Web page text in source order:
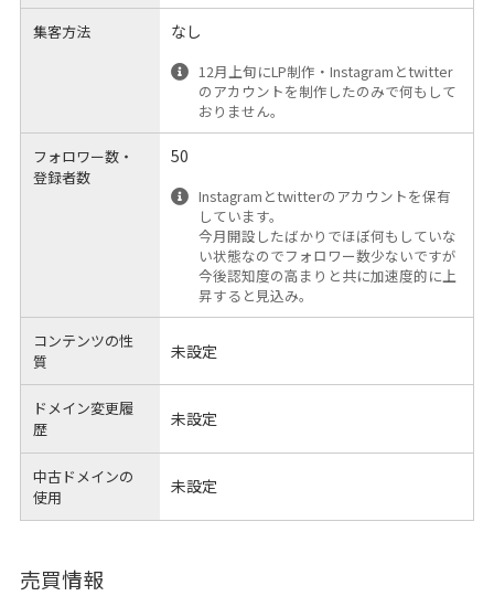
集客方法 なし
12月上旬にLP制作・Instagramとtwitter
のアカウントを制作したのみで何もして
おりません。
フォロワー数・
登録者数
50
Instagramとtwitterのアカウントを保有
しています。
今月開設したばかりでほぼ何もしていな
い状態なのでフォロワー数少ないですが
今後認知度の高まりと共に加速度的に上
昇すると見込み。
コンテンツの性
質
未設定
ドメイン変更履
歴
未設定
中古ドメインの
使用
未設定
売買情報